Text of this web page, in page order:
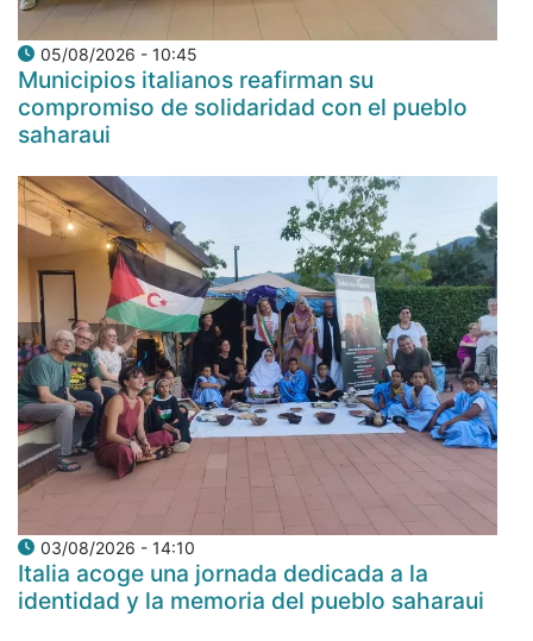
05/08/2026 - 10:45
Municipios italianos reafirman su
compromiso de solidaridad con el pueblo
saharaui
03/08/2026 - 14:10
Italia acoge una jornada dedicada a la
identidad y la memoria del pueblo saharaui